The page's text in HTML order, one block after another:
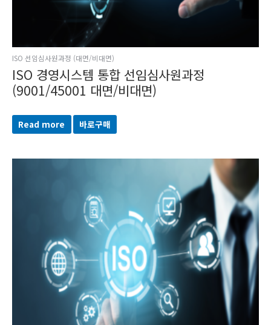
ISO 선임심사원과정 (대면/비대면)
ISO 경영시스템 통합 선임심사원과정
(9001/45001 대면/비대면)
Read more 바로구매